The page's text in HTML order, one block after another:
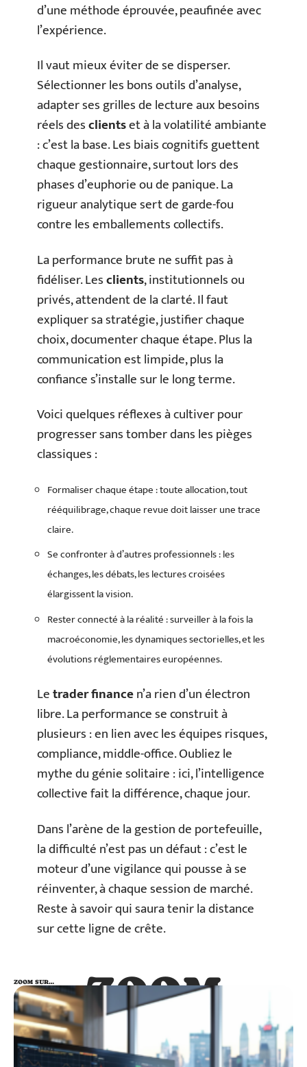
d’une méthode éprouvée, peaufinée avec
l’expérience.
Il vaut mieux éviter de se disperser.
Sélectionner les bons outils d’analyse,
adapter ses grilles de lecture aux besoins
réels desclientset à la volatilité ambiante
: c’est la base. Les biais cognitifs guettent
chaque gestionnaire, surtout lors des
phases d’euphorie ou de panique. La
rigueur analytique sert de garde-fou
contre les emballements collectifs.
La performance brute ne suffit pas à
fidéliser. Lesclients, institutionnels ou
privés, attendent de la clarté. Il faut
expliquer sa stratégie, justifier chaque
choix, documenter chaque étape. Plus la
communication est limpide, plus la
confiance s’installe sur le long terme.
Voici quelques réflexes à cultiver pour
progresser sans tomber dans les pièges
classiques :
Formaliser chaque étape : toute allocation, tout
rééquilibrage, chaque revue doit laisser une trace
claire.
Se confronter à d’autres professionnels : les
échanges, les débats, les lectures croisées
élargissent la vision.
Rester connecté à la réalité : surveiller à la fois la
macroéconomie, les dynamiques sectorielles, et les
évolutions réglementaires européennes.
Letrader financen’a rien d’un électron
libre. La performance se construit à
plusieurs : en lien avec les équipes risques,
compliance, middle-office. Oubliez le
mythe du génie solitaire : ici, l’intelligence
collective fait la différence, chaque jour.
Dans l’arène de la gestion de portefeuille,
la difficulté n’est pas un défaut : c’est le
moteur d’une vigilance qui pousse à se
réinventer, à chaque session de marché.
Reste à savoir qui saura tenir la distance
sur cette ligne de crête.
ZOOM
SUR…
ZOOM SUR…